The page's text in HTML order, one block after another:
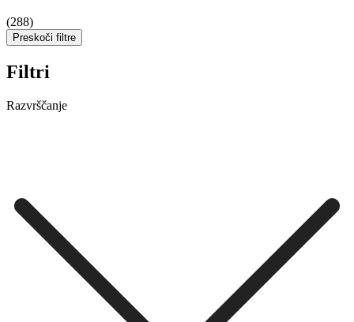
(288)
Preskoči filtre
Filtri
Razvrščanje